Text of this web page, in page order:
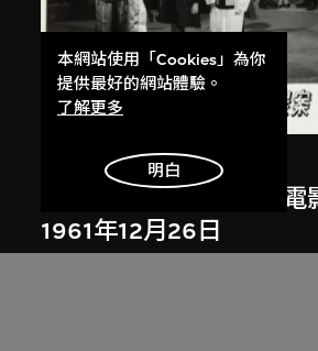
南美影片公司 、胡鵬
《紐約唐人街碎屍案》電
1961年12月26日
本網站使用「Cookies」為你
提供最好的網站體驗。
了解更多
明白